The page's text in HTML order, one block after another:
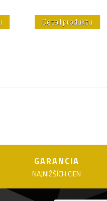
Detail produktu
GARANCIA
NAJNIŽŠÍCH CIEN